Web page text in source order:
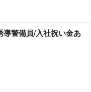
導警備員/入社祝い金あ